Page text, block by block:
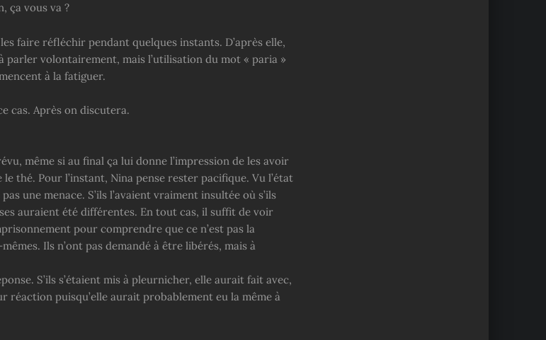
ça vous va ?
faire réfléchir pendant quelques instants. D’après elle,
parler volontairement, mais l’utilisation du mot « paria »
à la fatiguer.
cas. Après on discutera.
même si au final ça lui donne l’impression de les avoir
thé. Pour l’instant, Nina pense rester pacifique. Vu l’état
une menace. S’ils l’avaient vraiment insultée où s’ils
auraient été différentes. En tout cas, il suffit de voir
pour comprendre que ce n’est pas la
Ils n’ont pas demandé à être libérés, mais à
S’ils s’étaient mis à pleurnicher, elle aurait fait avec,
réaction puisqu’elle aurait probablement eu la même à